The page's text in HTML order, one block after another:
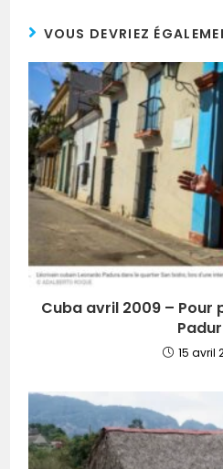
VOUS DEVRIEZ
Cuba avril 2009 – Pour
15 avril